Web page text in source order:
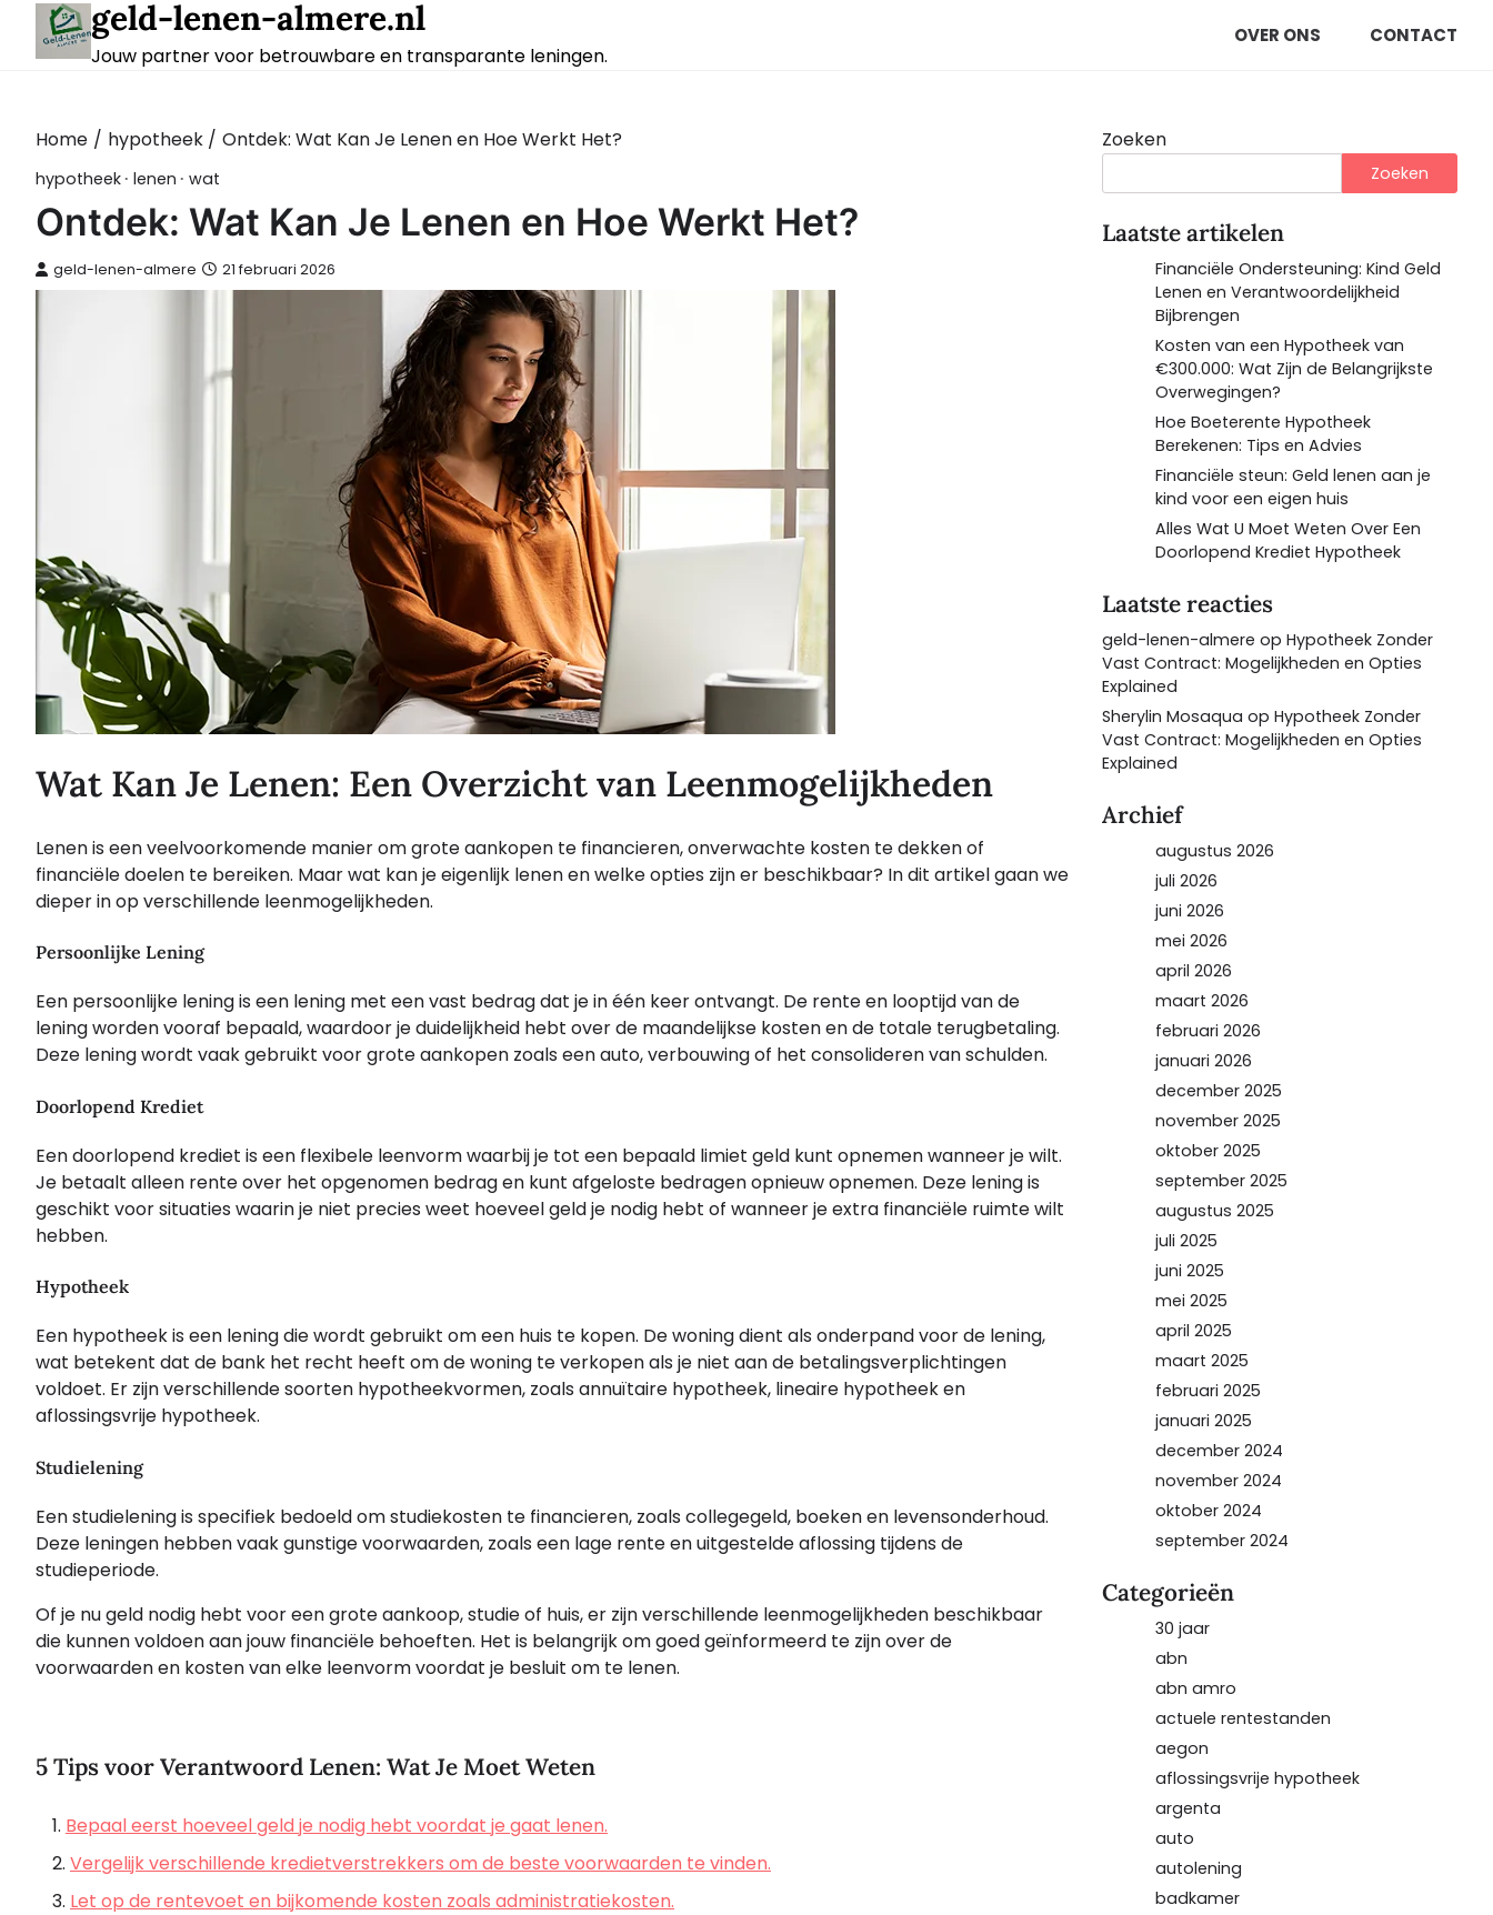
content
geld-lenen-almere.nl
Jouw partner voor betrouwbare en transparante leningen.
OVER ONS CONTACT
Home hypotheek Ontdek: Wat Kan Je Lenen en Hoe Werkt Het?
hypotheek lenen wat
Ontdek: Wat Kan Je Lenen en Hoe Werkt Het?
geld-lenen-almere 21 februari 2026
Wat Kan Je Lenen: Een Overzicht van Leenmogelijkheden
Lenen is een veelvoorkomende manier om grote aankopen te financieren, onverwachte kosten te dekken of
financiële doelen te bereiken. Maar wat kan je eigenlijk lenen en welke opties zijn er beschikbaar? In dit artikel gaan we
dieper in op verschillende leenmogelijkheden.
Persoonlijke Lening
Een persoonlijke lening is een lening met een vast bedrag dat je in één keer ontvangt. De rente en looptijd van de
lening worden vooraf bepaald, waardoor je duidelijkheid hebt over de maandelijkse kosten en de totale terugbetaling.
Deze lening wordt vaak gebruikt voor grote aankopen zoals een auto, verbouwing of het consolideren van schulden.
Doorlopend Krediet
Een doorlopend krediet is een flexibele leenvorm waarbij je tot een bepaald limiet geld kunt opnemen wanneer je wilt.
Je betaalt alleen rente over het opgenomen bedrag en kunt afgeloste bedragen opnieuw opnemen. Deze lening is
geschikt voor situaties waarin je niet precies weet hoeveel geld je nodig hebt of wanneer je extra financiële ruimte wilt
hebben.
Hypotheek
Een hypotheek is een lening die wordt gebruikt om een huis te kopen. De woning dient als onderpand voor de lening,
wat betekent dat de bank het recht heeft om de woning te verkopen als je niet aan de betalingsverplichtingen
voldoet. Er zijn verschillende soorten hypotheekvormen, zoals annuïtaire hypotheek, lineaire hypotheek en
aflossingsvrije hypotheek.
Studielening
Een studielening is specifiek bedoeld om studiekosten te financieren, zoals collegegeld, boeken en levensonderhoud.
Deze leningen hebben vaak gunstige voorwaarden, zoals een lage rente en uitgestelde aflossing tijdens de
studieperiode.
Of je nu geld nodig hebt voor een grote aankoop, studie of huis, er zijn verschillende leenmogelijkheden beschikbaar
die kunnen voldoen aan jouw financiële behoeften. Het is belangrijk om goed geïnformeerd te zijn over de
voorwaarden en kosten van elke leenvorm voordat je besluit om te lenen.
5 Tips voor Verantwoord Lenen: Wat Je Moet Weten
Bepaal eerst hoeveel geld je nodig hebt voordat je gaat lenen.
Vergelijk verschillende kredietverstrekkers om de beste voorwaarden te vinden.
Let op de rentevoet en bijkomende kosten zoals administratiekosten.
Zoeken
Zoeken
Laatste artikelen
Financiële Ondersteuning: Kind Geld
Lenen en Verantwoordelijkheid
Bijbrengen
Kosten van een Hypotheek van
€300.000: Wat Zijn de Belangrijkste
Overwegingen?
Hoe Boeterente Hypotheek
Berekenen: Tips en Advies
Financiële steun: Geld lenen aan je
kind voor een eigen huis
Alles Wat U Moet Weten Over Een
Doorlopend Krediet Hypotheek
Laatste reacties
geld-lenen-almere op Hypotheek Zonder
Vast Contract: Mogelijkheden en Opties
Explained
Sherylin Mosaqua op Hypotheek Zonder
Vast Contract: Mogelijkheden en Opties
Explained
Archief
augustus 2026
juli 2026
juni 2026
mei 2026
april 2026
maart 2026
februari 2026
januari 2026
december 2025
november 2025
oktober 2025
september 2025
augustus 2025
juli 2025
juni 2025
mei 2025
april 2025
maart 2025
februari 2025
januari 2025
december 2024
november 2024
oktober 2024
september 2024
Categorieën
30 jaar
abn
abn amro
actuele rentestanden
aegon
aflossingsvrije hypotheek
argenta
auto
autolening
badkamer